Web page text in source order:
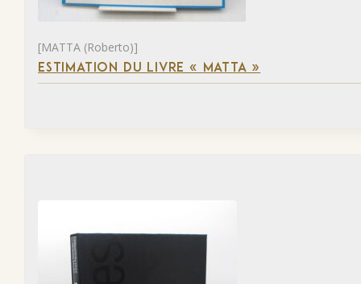
[MATTA (Roberto)]
ESTIMATION DU LIVRE « MATTA »